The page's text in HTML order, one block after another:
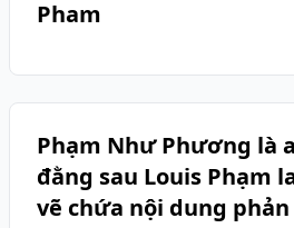
Pham
Phạm Như Phương là
đằng sau Louis Phạm
vẽ chứa nội dung phản